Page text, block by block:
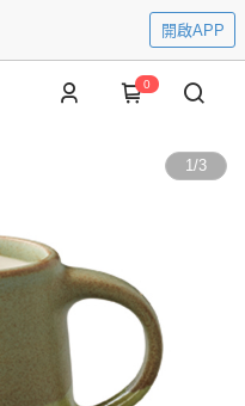
開啟APP
0
1/3